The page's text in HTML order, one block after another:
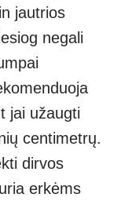
jautrios
negali
jai užaugti
centimetrų.
dirvos
erkėms